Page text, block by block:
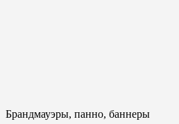
Брандмауэры, панно, баннеры